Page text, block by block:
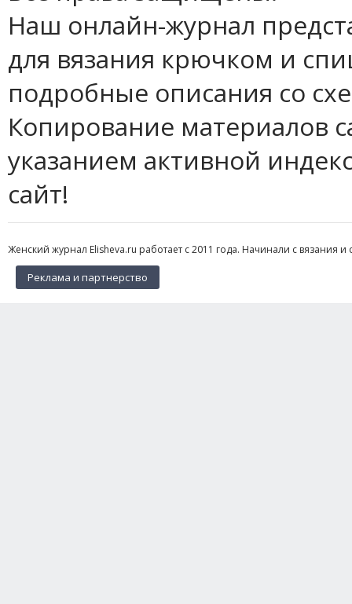
Наш онлайн-журнал
для вязания крючком и
подробные описания со
Копирование материалов
указанием активной
сайт!
Женский журнал Elisheva.ru работает с 2011 года. Начинали с вязания
Реклама и партнерство